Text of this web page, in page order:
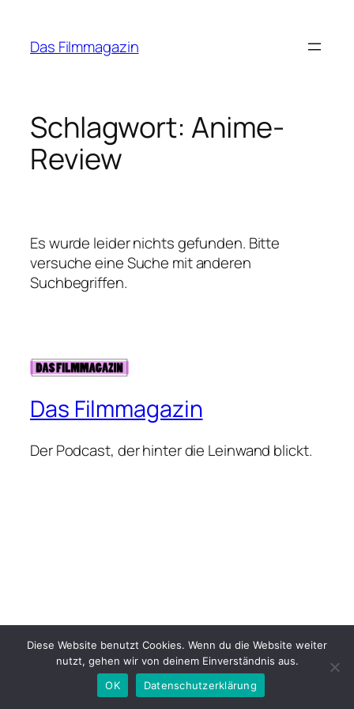
springen
Das Filmmagazin
Schlagwort: Anime-
Review
Es wurde leider nichts gefunden. Bitte
versuche eine Suche mit anderen
Suchbegriffen.
Das Filmmagazin
Der Podcast, der hinter die Leinwand blickt.
Diese Website benutzt Cookies. Wenn du die Website weiter
nutzt, gehen wir von deinem Einverständnis aus.
OK
Datenschutzerklärung